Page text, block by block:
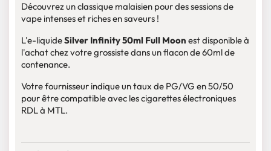
Découvrez un classique malaisien pour des sessions de
vape intenses et riches en saveurs !
L'e-liquideSilver Infinity 50ml Full Moon est disponible à
l'achat chez votre grossiste dans un flacon de 60ml de
contenance.
Votre fournisseur indique un taux de PG/VG en 50/50
pour être compatible avec les cigarettes électroniques
RDL à MTL.